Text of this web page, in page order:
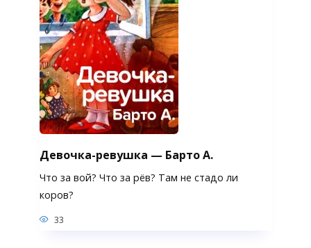
Девочка-ревушка — Барто А.
Что за вой? Что за рёв? Там не стадо ли
коров?
33